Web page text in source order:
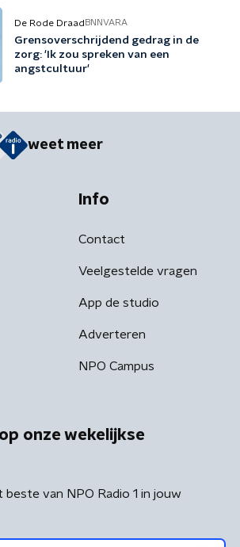
De Rode Draad BNNVARA
Grensoverschrijdend gedrag in de
zorg: 'Ik zou spreken van een
angstcultuur'
weet meer
Info
Contact
Veelgestelde vragen
App de studio
Adverteren
NPO Campus
onze wekelijkse
beste van NPO Radio 1 in jouw